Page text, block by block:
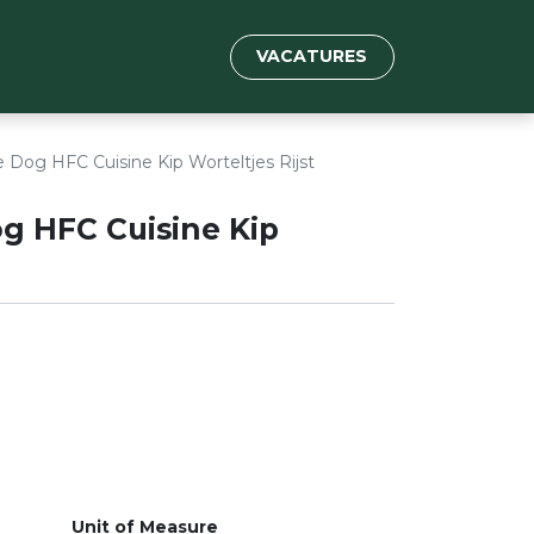
VACATURES
Dog HFC Cuisine Kip Worteltjes Rijst
HFC Cuisine Kip
Unit of Measure